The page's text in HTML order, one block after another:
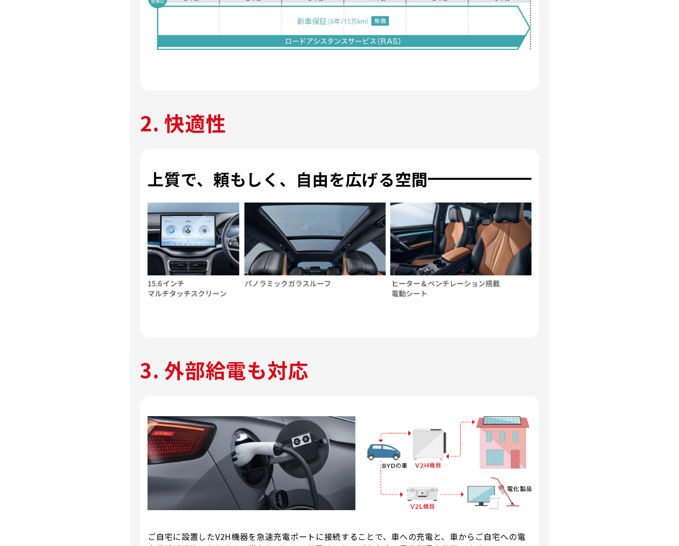
2. 快適性
上質で、頼もしく、自由を広げる空間
3. 外部給電も対応
ご自宅に設置したV2H機器を急速充電ポートに接続することで、車への充電と、車からご自宅への電